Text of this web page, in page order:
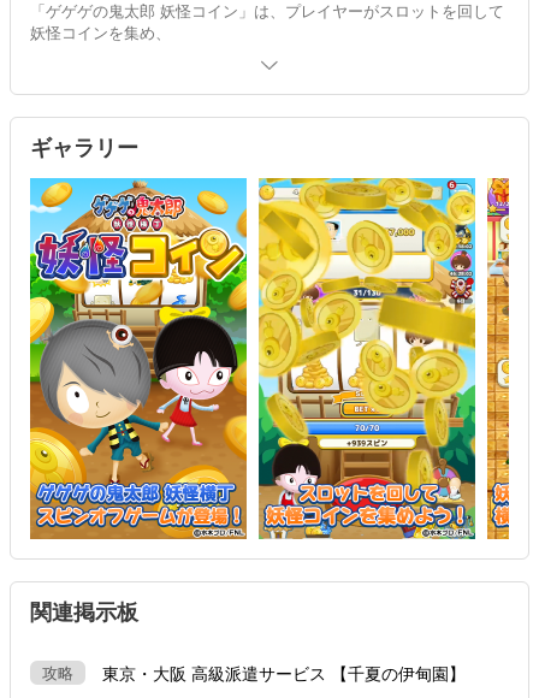
「ゲゲゲの鬼太郎 妖怪コイン」は、プレイヤーがスロットを回して
妖怪コインを集め、
様々なイベントでスピンやコインを集めたり、
他のプレイヤーとギルドを組んで上のリーグを目指したり、
フレンドになってギフトを贈りあったり、
とにかくやること盛り沢山！
500枚以上の妖怪カードも登場！
ショップやイベントで宝箱を手に入れて妖怪図鑑のコンプリートを
目指そう！
もちろんおなじみのキャラクター、
ねこ娘や一反もめん、砂かけ婆に子泣き爺も大活躍！
鬼太郎ファミリーと一緒にたくさんの横丁を発展させよう！
ギャラリー
関連掲示板
攻略 東京・大阪 高級派遣サービス 【千夏の伊甸園】